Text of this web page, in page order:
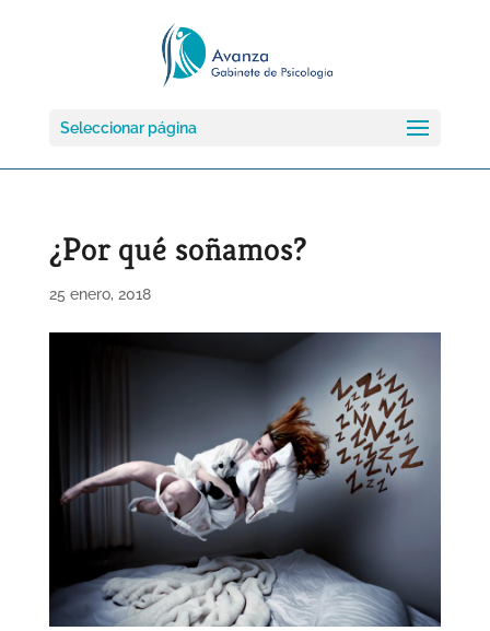
Seleccionar página
¿Por qué soñamos?
25 enero, 2018